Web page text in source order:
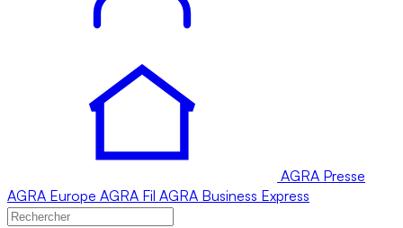
AGRA Presse
AGRA Europe AGRA Fil AGRA Business Express